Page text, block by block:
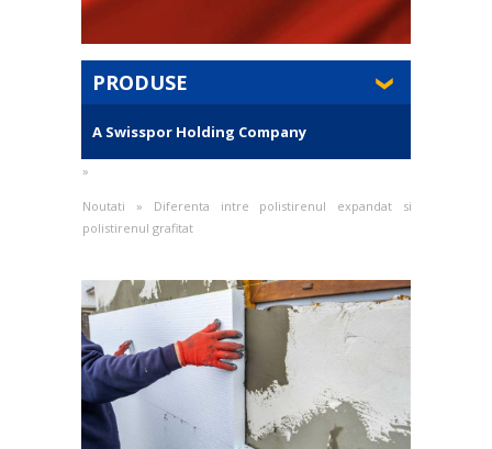
PRODUSE
A Swisspor Holding Company
»
Noutati » Diferenta intre polistirenul expandat si
polistirenul grafitat